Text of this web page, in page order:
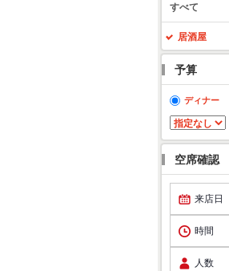
すべて
居酒屋
予算
ディナー
空席確認